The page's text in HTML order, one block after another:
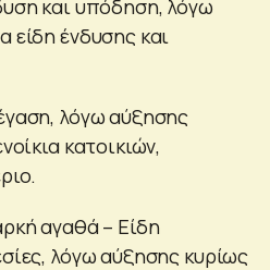
και υπόδηση, λόγω
ένδυσης και
λόγω αύξησης
κατοικιών,
αγαθά – Είδη
λόγω αύξησης κυρίως